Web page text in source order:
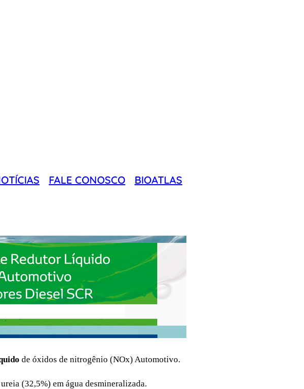
FALE CONOSCO BIOATLAS
de óxidos de nitrogênio (NOx) Automotivo.
(32,5%) em água desmineralizada.